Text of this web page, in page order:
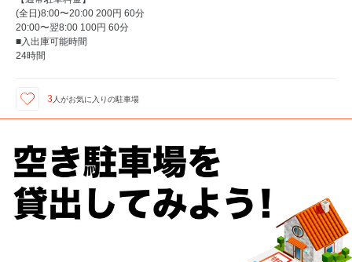
(全日)8:00〜20:00 200円 60分
20:00〜翌8:00 100円 60分
■入出庫可能時間
24時間
3 人がお気に入りの駐車場